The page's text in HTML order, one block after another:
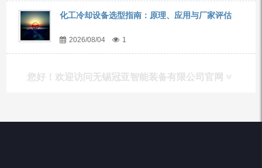
化工冷却设备选型指南：原理、应用与厂家评估
2026/08/04 1
您好！欢迎访问无锡冠亚智能装备有限公司官网
产品列表